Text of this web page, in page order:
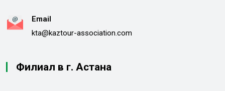
Email
kta@kaztour-association.com
Филиал в г. Астана